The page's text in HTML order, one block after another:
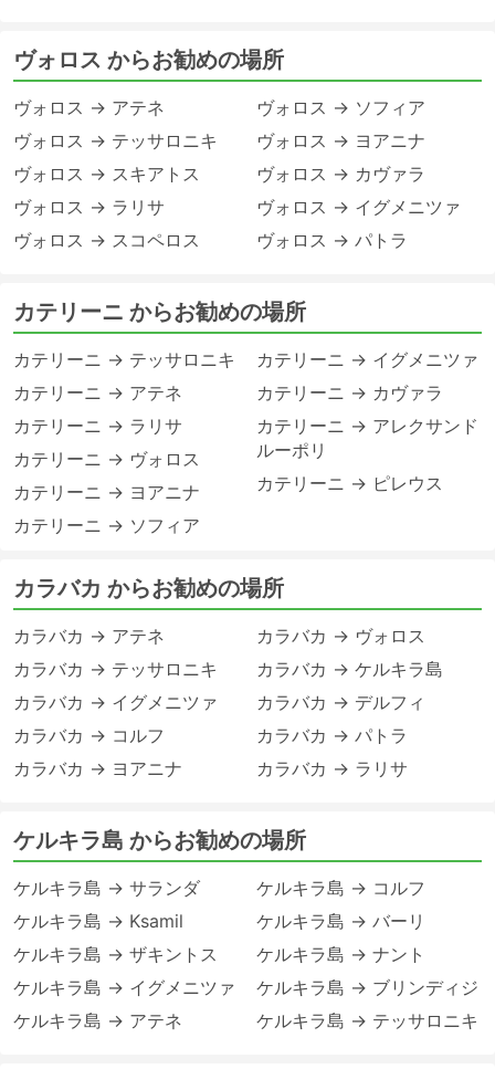
ヴォロス からお勧めの場所
ヴォロス → アテネ
ヴォロス → テッサロニキ
ヴォロス → スキアトス
ヴォロス → ラリサ
ヴォロス → スコペロス
ヴォロス → ソフィア
ヴォロス → ヨアニナ
ヴォロス → カヴァラ
ヴォロス → イグメニツァ
ヴォロス → パトラ
カテリーニ からお勧めの場所
カテリーニ → テッサロニキ
カテリーニ → アテネ
カテリーニ → ラリサ
カテリーニ → ヴォロス
カテリーニ → ヨアニナ
カテリーニ → ソフィア
カテリーニ → イグメニツァ
カテリーニ → カヴァラ
カテリーニ → アレクサンド
ルーポリ
カテリーニ → ピレウス
カラバカ からお勧めの場所
カラバカ → アテネ
カラバカ → テッサロニキ
カラバカ → イグメニツァ
カラバカ → コルフ
カラバカ → ヨアニナ
カラバカ → ヴォロス
カラバカ → ケルキラ島
カラバカ → デルフィ
カラバカ → パトラ
カラバカ → ラリサ
ケルキラ島 からお勧めの場所
ケルキラ島 → サランダ
ケルキラ島 → Ksamil
ケルキラ島 → ザキントス
ケルキラ島 → イグメニツァ
ケルキラ島 → アテネ
ケルキラ島 → コルフ
ケルキラ島 → バーリ
ケルキラ島 → ナント
ケルキラ島 → ブリンディジ
ケルキラ島 → テッサロニキ